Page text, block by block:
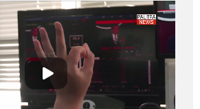
გურამ დადიანიძე გაუჩინარდა?